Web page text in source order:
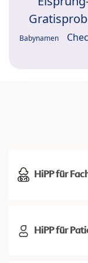
Babynamen
HiPP für
HiPP für